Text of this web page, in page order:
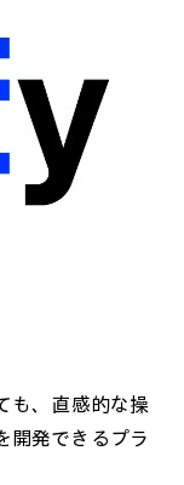
も、直感的な操
開発できるプラ